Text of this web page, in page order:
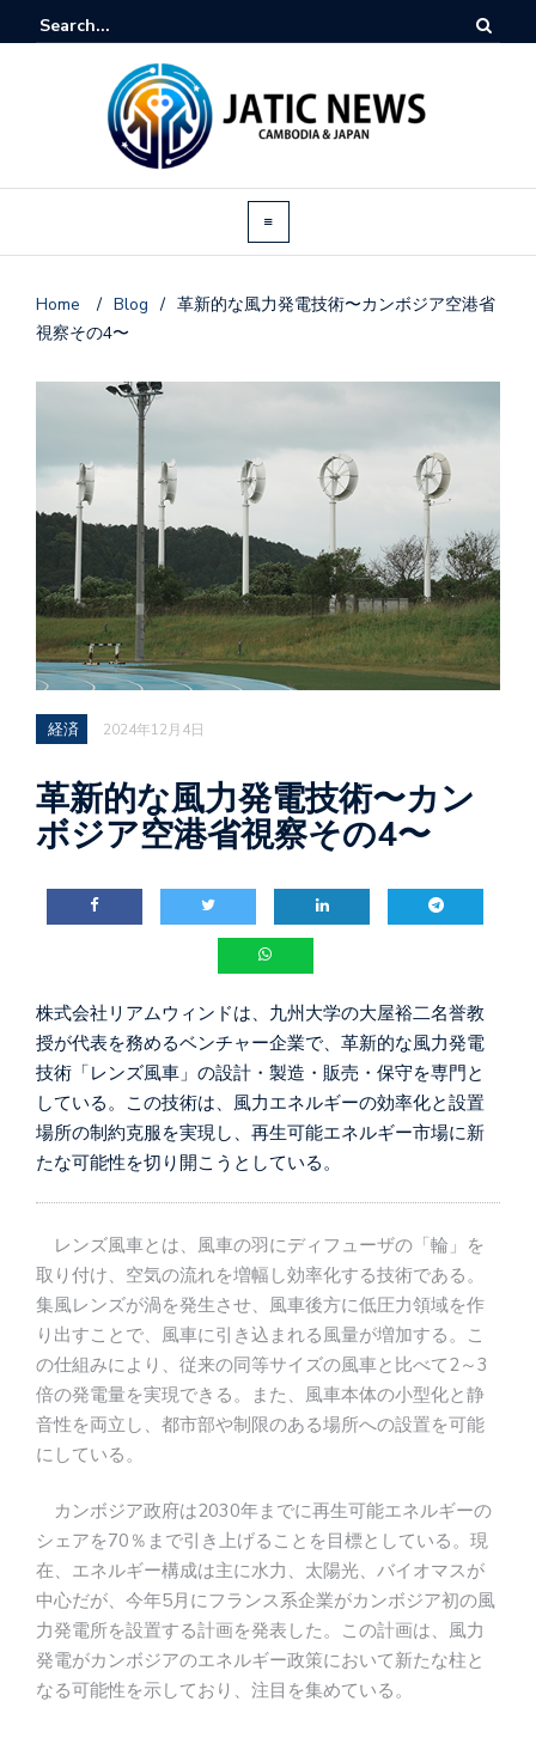
Home / Blog / 革新的な風力発電技術〜カンボジア空港省
視察その4〜
経済 2024年12月4日
革新的な風力発電技術〜カン
ボジア空港省視察その4〜
株式会社リアムウィンドは、九州大学の大屋裕二名誉教
授が代表を務めるベンチャー企業で、革新的な風力発電
技術「レンズ風車」の設計・製造・販売・保守を専門と
している。この技術は、風力エネルギーの効率化と設置
場所の制約克服を実現し、再生可能エネルギー市場に新
たな可能性を切り開こうとしている。
レンズ風車とは、風車の羽にディフューザの「輪」を
取り付け、空気の流れを増幅し効率化する技術である。
集風レンズが渦を発生させ、風車後方に低圧力領域を作
り出すことで、風車に引き込まれる風量が増加する。こ
の仕組みにより、従来の同等サイズの風車と比べて2～3
倍の発電量を実現できる。また、風車本体の小型化と静
音性を両立し、都市部や制限のある場所への設置を可能
にしている。
カンボジア政府は2030年までに再生可能エネルギーの
シェアを70％まで引き上げることを目標としている。現
在、エネルギー構成は主に水力、太陽光、バイオマスが
中心だが、今年5月にフランス系企業がカンボジア初の風
力発電所を設置する計画を発表した。この計画は、風力
発電がカンボジアのエネルギー政策において新たな柱と
なる可能性を示しており、注目を集めている。